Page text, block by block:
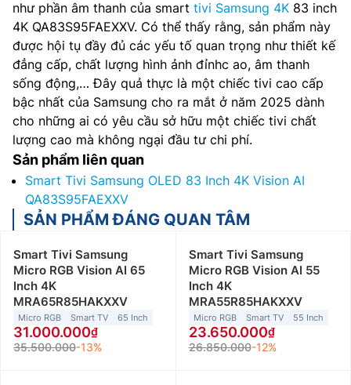
như phần âm thanh của smart tivi Samsung 4K 83 inch
4K QA83S95FAEXXV. Có thể thấy rằng, sản phẩm này
được hội tụ đầy đủ các yếu tố quan trọng như thiết kế
đẳng cấp, chất lượng hình ảnh đỉnhc ao, âm thanh
sống động,… Đây quả thực là một chiếc tivi cao cấp
bậc nhất của Samsung cho ra mắt ở năm 2025 dành
cho những ai có yêu cầu sở hữu một chiếc tivi chất
lượng cao mà không ngại đầu tư chi phí.
Sản phẩm liên quan
Smart Tivi Samsung OLED 83 Inch 4K Vision AI
QA83S95FAEXXV
SẢN PHẨM ĐÁNG QUAN TÂM
Smart Tivi Samsung
Micro RGB Vision AI 65
Inch 4K
MRA65R85HAKXXV
Micro RGB Smart TV 65 Inch
31.000.000
35.500.000-13%
Smart Tivi Samsung
Micro RGB Vision AI 55
Inch 4K
MRA55R85HAKXXV
Micro RGB Smart TV 55 Inch
23.650.000
26.850.000-12%